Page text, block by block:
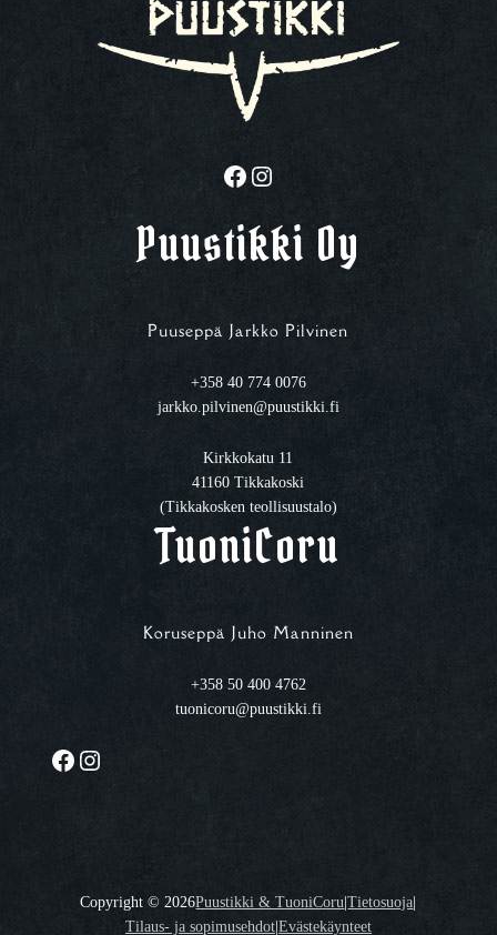
Facebook Instagram
Puustikki Oy
Puuseppä Jarkko Pilvinen
+358 40 774 0076
jarkko.pilvinen@puustikki.fi
Kirkkokatu 11
41160 Tikkakoski
(Tikkakosken teollisuustalo)
TuoniCoru
Koruseppä Juho Manninen
+358 50 400 4762
tuonicoru@puustikki.fi
Facebook Instagram
Copyright © 2026Puustikki & TuoniCoru|Tietosuoja|
Tilaus- ja sopimusehdot|Evästekäynteet